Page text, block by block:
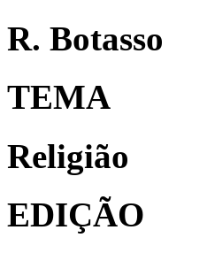
R. Botasso
TEMA
Religião
EDIÇÃO